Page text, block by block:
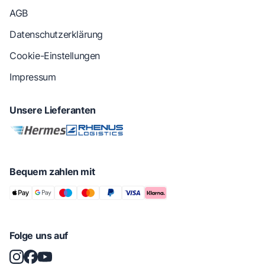
AGB
Datenschutzerklärung
Cookie-Einstellungen
Impressum
Unsere Lieferanten
Bequem zahlen mit
Folge uns auf